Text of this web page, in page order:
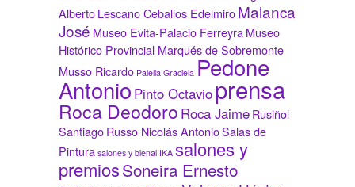
AlbertoLescano Ceballos EdelmiroMalanca
José Museo Evita-Palacio FerreyraMuseo
Histórico Provincial Marqués de Sobremonte
Musso Ricardo Palella Graciela Pedone
Antonio Pinto Octavioprensa
Roca Deodoro Roca JaimeRusiñol
SantiagoRusso Nicolás AntonioSalas de
Pintura salones y bienal IKA salones y
premiosSoneira Ernesto